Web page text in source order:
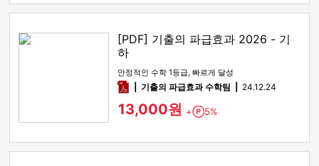
[PDF] 기출의 파급효과 2026 - 기
하
안정적인 수학 1등급, 빠르게 달성
pdf기출의 파급효과 수학팀 24.12.24
13,000원 + Point
5%